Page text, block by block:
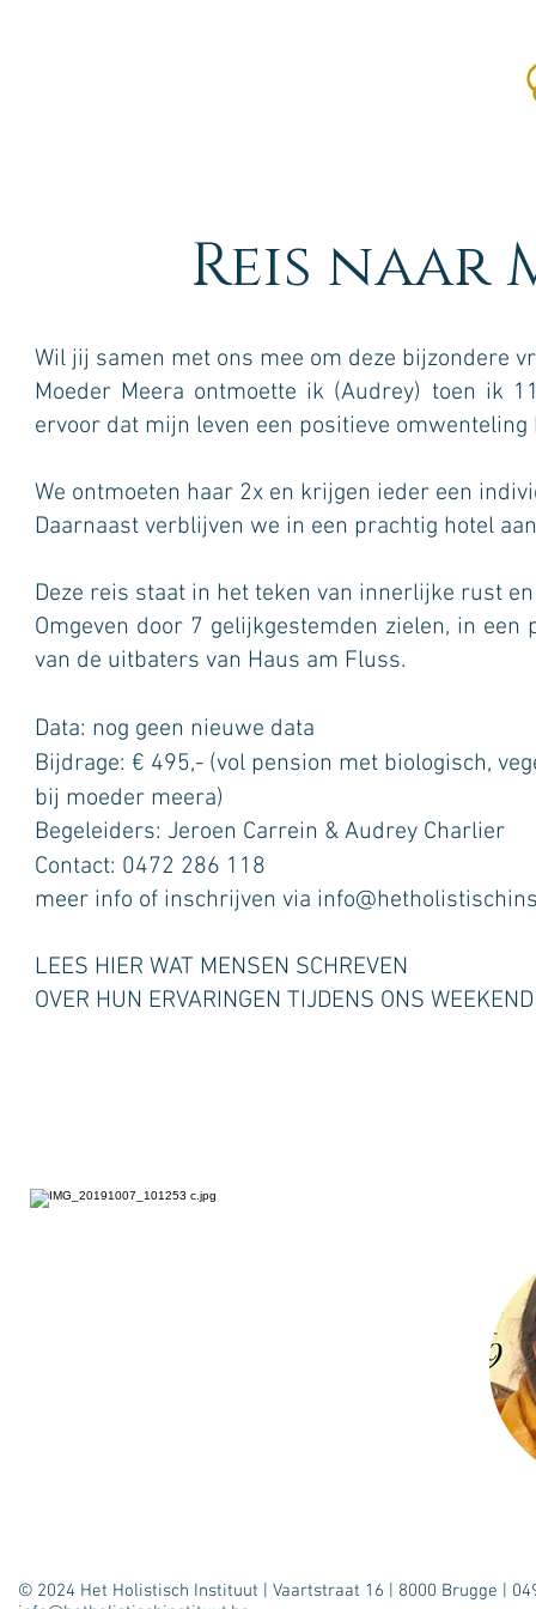
Reis naar
Wil jij samen met ons mee om deze bijzondere
Moeder Meera ontmoette ik (Audrey) toen ik
ervoor dat mijn leven een positieve omwenteling
We ontmoeten haar 2x en krijgen ieder een
Daarnaast verblijven we in een prachtig hotel
Deze reis staat in het teken van innerlijke rust
Omgeven door 7 gelijkgestemden zielen, in
van de uitbaters van Haus am Fluss.
Data: nog geen nieuwe data
Bijdrage: € 495,- (vol pension met biologisch,
bij moeder meera)
Begeleiders: Jeroen Carrein & Audrey Charlier
Contact: 0472 286 118
meer info of inschrijven via
LEES HIER WAT MENSEN SCHREVEN
OVER HUN ERVARINGEN TIJDENS ONS
© 2024 Het Holistisch Instituut | Vaartstraat 16 | 8000 Brugge |